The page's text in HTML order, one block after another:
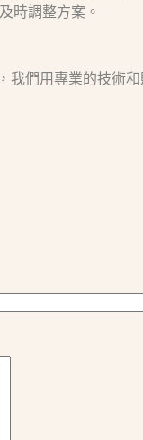
時調整方案。​
，我們用專業的技術